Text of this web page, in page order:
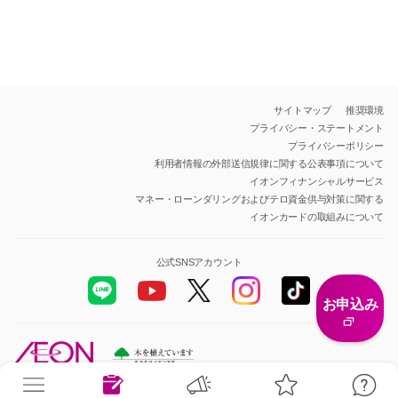
お申込み
サイトマップ
推奨環境
プライバシー・ステートメント
プライバシーポリシー
利用者情報の外部送信規律に関する公表事項について
イオンフィナンシャルサービス
マネー・ローンダリングおよびテロ資金供与対策に関する
イオンカードの取組みについて
All Rights Reserved.Copyright© AEON Financial Service Co.,Ltd.
公式SNSアカウント